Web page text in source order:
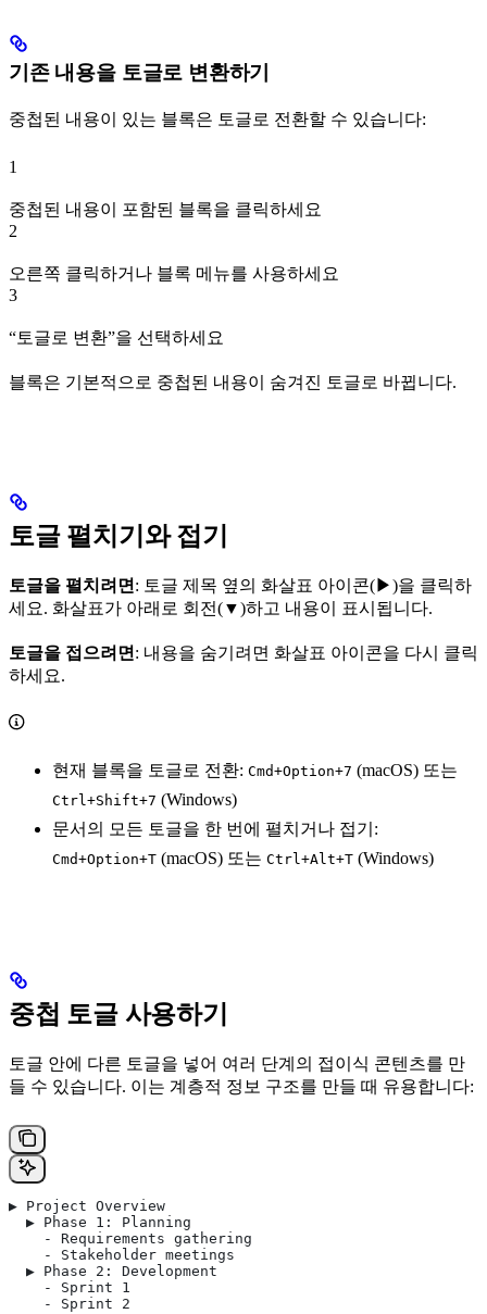
기존 내용을 토글로 변환하기
중첩된 내용이 있는 블록은 토글로 전환할 수 있습니다:
1
중첩된 내용이 포함된 블록을 클릭하세요
2
오른쪽 클릭하거나 블록 메뉴를 사용하세요
3
“토글로 변환”을 선택하세요
블록은 기본적으로 중첩된 내용이 숨겨진 토글로 바뀝니다.
토글 펼치기와 접기
토글을 펼치려면 : 토글 제목 옆의 화살표 아이콘(▶)을 클릭하
세요. 화살표가 아래로 회전(▼)하고 내용이 표시됩니다.
토글을 접으려면 : 내용을 숨기려면 화살표 아이콘을 다시 클릭
하세요.
현재 블록을 토글로 전환: Cmd+Option+7 (macOS) 또는
Ctrl+Shift+7 (Windows)
문서의 모든 토글을 한 번에 펼치거나 접기:
Cmd+Option+T (macOS) 또는 Ctrl+Alt+T (Windows)
중첩 토글 사용하기
토글 안에 다른 토글을 넣어 여러 단계의 접이식 콘텐츠를 만
들 수 있습니다. 이는 계층적 정보 구조를 만들 때 유용합니다:
▶ Project Overview
  ▶ Phase 1: Planning
    - Requirements gathering
    - Stakeholder meetings
  ▶ Phase 2: Development
    - Sprint 1
    - Sprint 2